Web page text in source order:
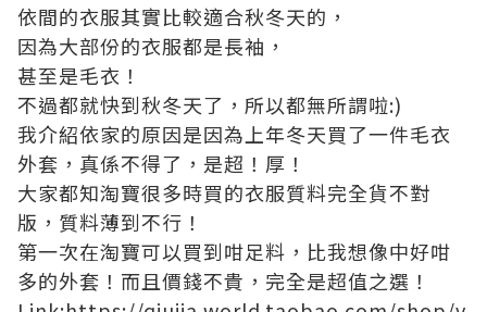
依間的衣服其實比較適合秋冬天的，
因為大部份的衣服都是長袖，
甚至是毛衣！
不過都就快到秋冬天了，所以都無所謂啦:)
我介紹依家的原因是因為上年冬天買了一件毛衣
外套，真係不得了，是超！厚！
大家都知淘寶很多時買的衣服質料完全貨不對
版，質料薄到不行！
第一次在淘寶可以買到咁足料，比我想像中好咁
多的外套！而且價錢不貴，完全是超值之選！